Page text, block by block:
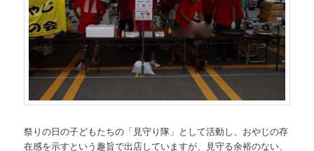
祭りの日の子どもたちの「見守り隊」として活動し、おやじの存
在感を示すという趣旨で出店していますが、見守る余裕のない、